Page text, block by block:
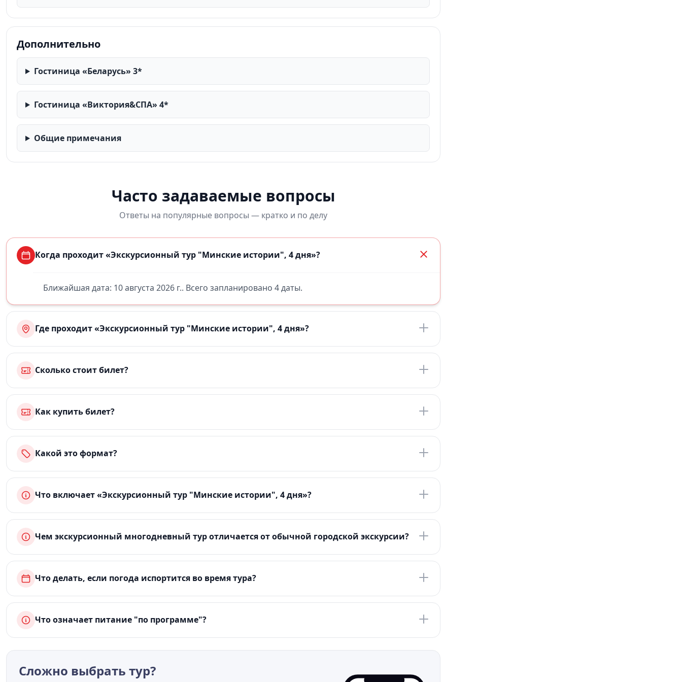
Дополнительно
Гостиница «Беларусь» 3*
Гостиница «Виктория&СПА» 4*
Общие примечания
Часто задаваемые вопросы
Ответы на популярные вопросы — кратко и по делу
Когда проходит «Экскурсионный тур "Минские истории", 4 дня»?
Ближайшая дата: 10 августа 2026 г.. Всего запланировано 4 даты.
Где проходит «Экскурсионный тур "Минские истории", 4 дня»?
Сколько стоит билет?
Как купить билет?
Какой это формат?
Что включает «Экскурсионный тур "Минские истории", 4 дня»?
Чем экскурсионный многодневный тур отличается от обычной городской экскурсии?
Что делать, если погода испортится во время тура?
Что означает питание "по программе"?
Сложно выбрать тур?